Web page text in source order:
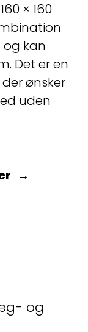
× 160
kan
Det er en
ønsker
uden
og